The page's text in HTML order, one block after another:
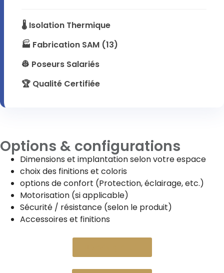
🌡️ Isolation Thermique
🏭 Fabrication SAM (13)
👷 Poseurs Salariés
🏆 Qualité Certifiée
Options & configurations
Dimensions et implantation selon votre espace
choix des finitions et coloris
options de confort (Protection, éclairage, etc.)
Motorisation (si applicable)
Sécurité / résistance (selon le produit)
Accessoires et finitions